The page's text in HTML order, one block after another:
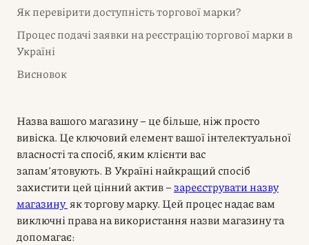
Як перевірити доступність торгової марки?
Процес подачі заявки на реєстрацію торгової марки в
Україні
Висновок
Назва вашого магазину – це більше, ніж просто
вивіска. Це ключовий елемент вашої інтелектуальної
власності та спосіб, яким клієнти вас
запам’ятовують. В Україні найкращий спосіб
захистити цей цінний актив –зареєструвати назву
магазину як торгову марку. Цей процес надає вам
виключні права на використання назви магазину та
допомагає: